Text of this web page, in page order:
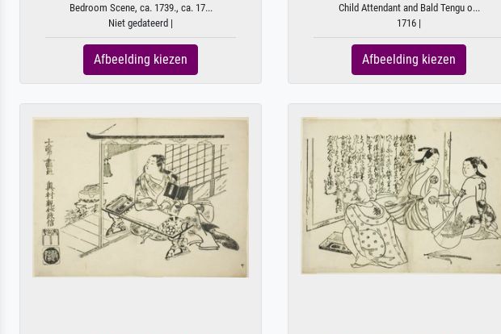
Bedroom Scene, ca. 1739., ca. 17...
Niet gedateerd |
Afbeelding kiezen
Child Attendant and Bald Tengu o...
1716 |
Afbeelding kiezen